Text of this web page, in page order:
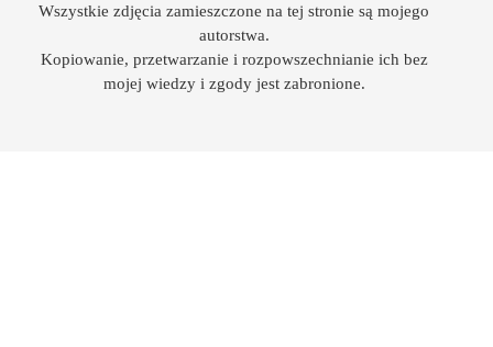
Wszystkie zdjęcia zamieszczone na tej stronie są mojego
autorstwa.
Kopiowanie, przetwarzanie i rozpowszechnianie ich bez
mojej wiedzy i zgody jest zabronione.